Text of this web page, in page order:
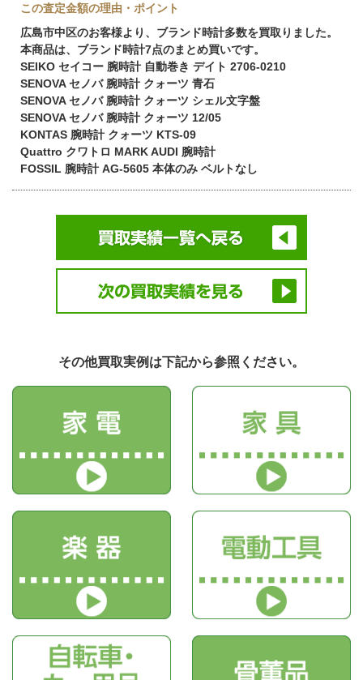
この査定金額の理由・ポイント
広島市中区のお客様より、ブランド時計多数を買取りました。
本商品は、ブランド時計7点のまとめ買いです。
SEIKO セイコー 腕時計 自動巻き デイト 2706-0210
SENOVA セノバ 腕時計 クォーツ 青石
SENOVA セノバ 腕時計 クォーツ シェル文字盤
SENOVA セノバ 腕時計 クォーツ 12/05
KONTAS 腕時計 クォーツ KTS-09
Quattro クワトロ MARK AUDI 腕時計
FOSSIL 腕時計 AG-5605 本体のみ ベルトなし
その他買取実例は下記から参照ください。